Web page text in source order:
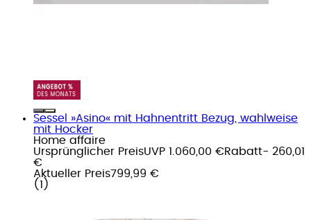
Sessel »Asino« mit Hahnentritt Bezug, wahlweise
mit Hocker
Home affaire
Ursprünglicher PreisUVP 1.060,00 €Rabatt- 260,01
€
Aktueller Preis799,99 €
( 1 )